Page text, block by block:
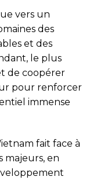
vers un
des
et des
le plus
de coopérer
pour renforcer
immense
fait face à
majeurs, en